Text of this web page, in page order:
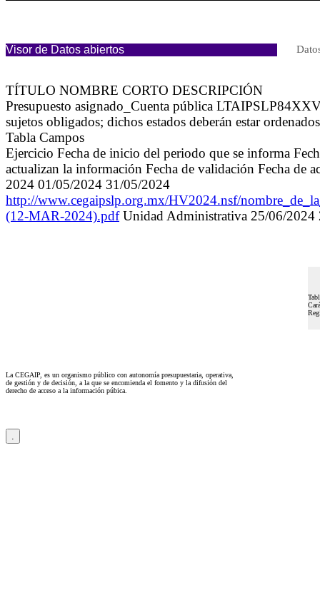
Visor de Datos abiertos
TÍTULO NOMBRE CORTO DESCRIPCIÓN
Presupuesto asignado_Cuenta pública
sujetos obligados; dichos estados deberán estar
Tabla Campos
Ejercicio Fecha de inicio del periodo que se informa
actualizan la información Fecha de validación Fecha de
2024 01/05/2024 31/05/2024
http://www.cegaipslp.org.mx/HV2024.nsf/
(12-MAR-2024).pdfUnidad Administrativa 25/06/
La CEGAIP, es un organismo público con autonomía presupuestaria, operativa,
de gestión y de decisión, a la que se encomienda el fomento y la difusión del
derecho de acceso a la información púbica.